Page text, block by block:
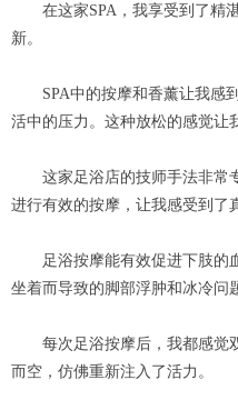
在这家SPA，我享受到了精
新。
SPA中的按摩和香薰让我感到
活中的压力。这种放松的感觉让
这家足浴店的技师手法非常
进行有效的按摩，让我感受到了
足浴按摩能有效促进下肢的
坐着而导致的脚部浮肿和冰冷问
每次足浴按摩后，我都感觉
而空，仿佛重新注入了活力。